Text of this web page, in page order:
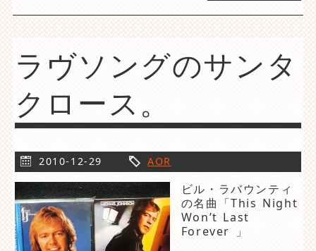
ラヴソングのサンタ
クロース。
2010-12-29 AOR
ビル・ラバウンティ
の名曲「This Night
Won’t Last
Forever 」